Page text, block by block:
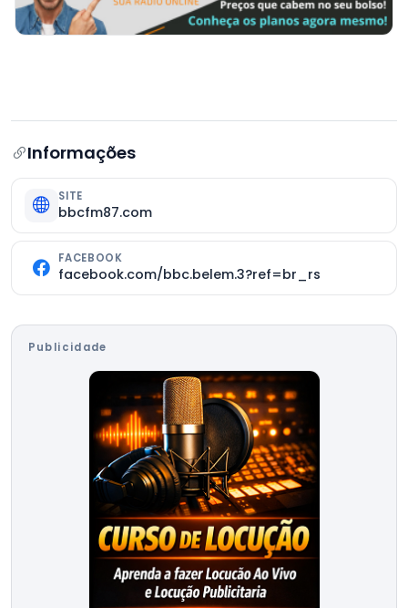
Informações
SITE
bbcfm87.com
FACEBOOK
facebook.com/bbc.belem.3?ref=br_rs
Publicidade